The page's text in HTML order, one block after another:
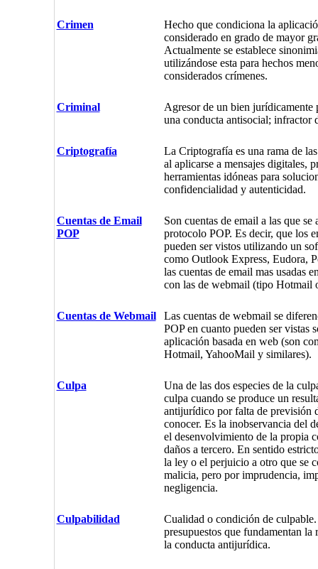
Crimen
Hecho que condiciona la
considerado en grado de mayor
Actualmente se establece
utilizándose esta para hechos
considerados crímenes.
Criminal
Agresor de un bien jurídicamente
una conducta antisocial; infractor
Criptografía
La Criptografía es una rama de
al aplicarse a mensajes digitales,
herramientas idóneas para
confidencialidad y autenticidad.
Cuentas de Email
POP
Son cuentas de email a las que se
protocolo POP. Es decir, que los
pueden ser vistos utilizando un
como Outlook Express, Eudora,
las cuentas de email mas usadas
con las de webmail (tipo Hotmail
Cuentas de Webmail
Las cuentas de webmail se
POP en cuanto pueden ser vistas
aplicación basada en web (son
Hotmail, YahooMail y similares).
Culpa
Una de las dos especies de la
culpa cuando se produce un
antijurídico por falta de previsión
conocer. Es la inobservancia del
el desenvolvimiento de la propia
daños a tercero. En sentido
la ley o el perjuicio a otro que se
malicia, pero por imprudencia,
negligencia.
Culpabilidad
Cualidad o condición de
presupuestos que fundamentan la
la conducta antijurídica.